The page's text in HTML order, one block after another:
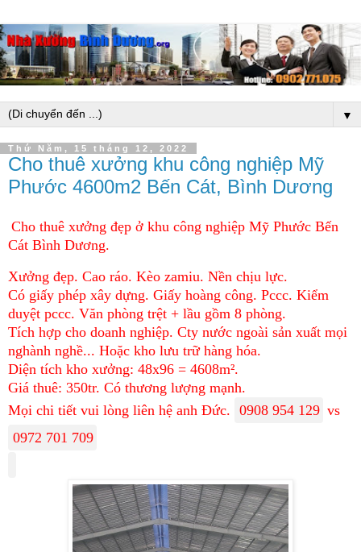
▼
Thứ Năm, 15 tháng 12, 2022
Cho thuê xưởng khu công nghiệp Mỹ
Phước 4600m2 Bến Cát, Bình Dương
Cho thuê xưởng đẹp ở khu công nghiệp Mỹ Phước Bến
Cát Bình Dương.
Xưởng đẹp. Cao ráo. Kèo zamiu. Nền chịu lực.
Có giấy phép xây dựng. Giấy hoàng công. Pccc. Kiểm
duyệt pccc. Văn phòng trệt + lầu gồm 8 phòng.
Tích hợp cho doanh nghiệp. Cty nước ngoài sản xuất mọi
nghành nghề... Hoặc kho lưu trữ hàng hóa.
Diện tích kho xưởng: 48x96 = 4608m².
Giá thuê: 350tr. Có thương lượng mạnh.
Mọi chi tiết vui lòng liên hệ anh Đức. 0908 954 129 vs
0972 701 709